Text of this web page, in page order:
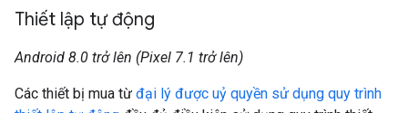
Thiết lập tự động
Android 8.0 trở lên (Pixel 7.1 trở lên)
Các thiết bị mua từ đại lý được uỷ quyền sử dụng quy trình